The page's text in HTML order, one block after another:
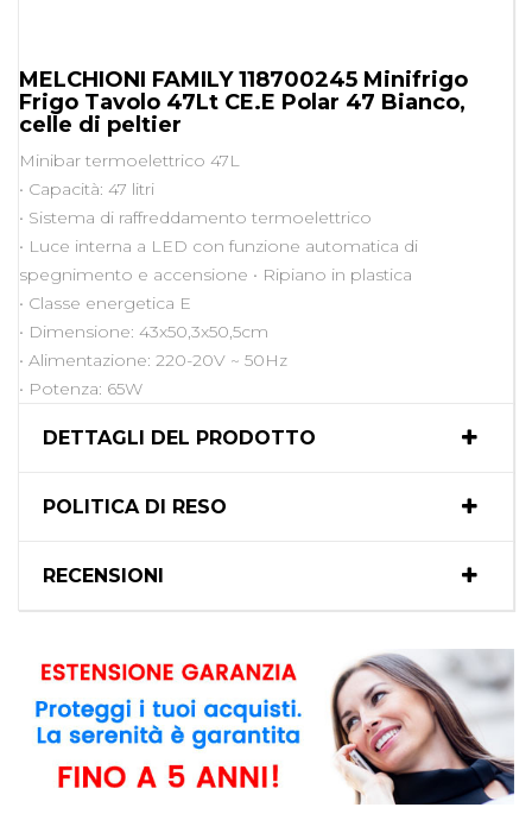
MELCHIONI FAMILY 118700245 Minifrigo
Frigo Tavolo 47Lt CE.E Polar 47 Bianco,
celle di peltier
Minibar termoelettrico 47L
• Capacità: 47 litri
• Sistema di raffreddamento termoelettrico
• Luce interna a LED con funzione automatica di
spegnimento e accensione • Ripiano in plastica
• Classe energetica E
• Dimensione: 43x50,3x50,5cm
• Alimentazione: 220-20V ~ 50Hz
• Potenza: 65W
DETTAGLI DEL PRODOTTO
POLITICA DI RESO
RECENSIONI